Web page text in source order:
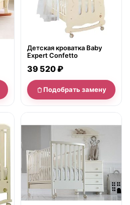
Детская кроватка Baby
Expert Confetto
39 520 ₽
Подобрать замену